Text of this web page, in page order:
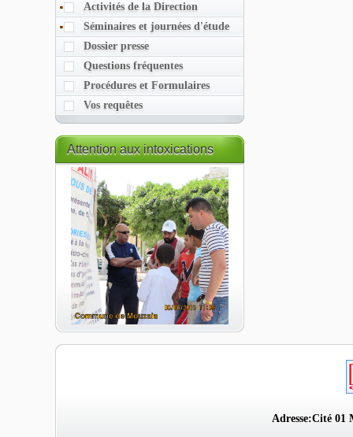
Activités de la Direction
Séminaires et journées d'étude
Dossier presse
Questions fréquentes
Procédures et Formulaires
Vos requêtes
Attentionaux intoxications
alimentaires
Adresse:Cité